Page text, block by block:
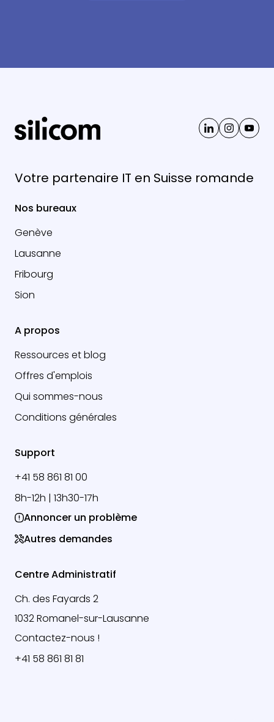
Votre partenaire IT en Suisse romande
Nos bureaux
Genève
Lausanne
Fribourg
Sion
A propos
Ressources et blog
Offres d'emplois
Qui sommes-nous
Conditions générales
Support
+41 58 861 81 00
8h-12h | 13h30-17h
Annoncer un problème
Autres demandes
Centre Administratif
Ch. des Fayards 2
1032 Romanel-sur-Lausanne
Contactez-nous !
+41 58 861 81 81